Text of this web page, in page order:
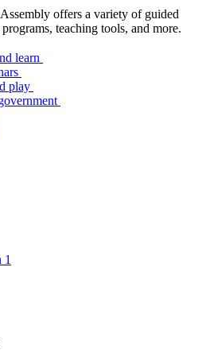
offers a variety of guided
teaching tools, and more.
learn
play
1